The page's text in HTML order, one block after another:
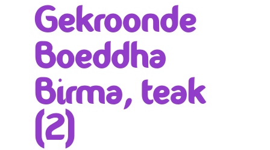
Gekroonde
Boeddha
Birma, teak
(2)